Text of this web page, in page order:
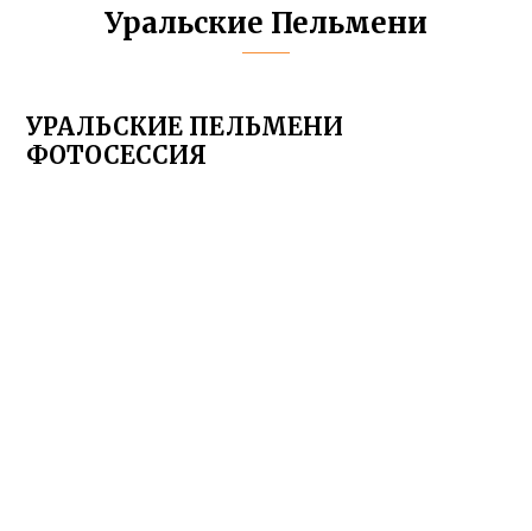
Уральские Пельмени
УРАЛЬСКИЕ ПЕЛЬМЕНИ
ФОТОСЕССИЯ